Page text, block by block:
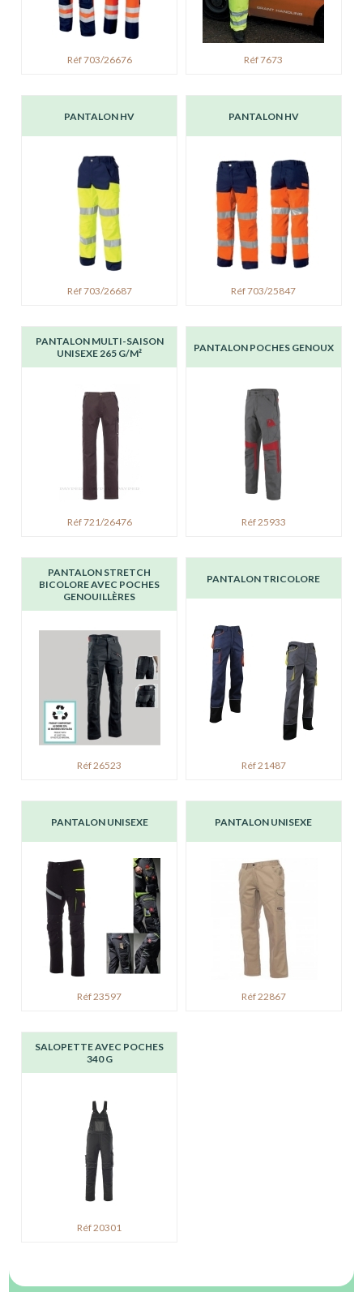
Réf 703/26676 Réf 7673
PANTALON HV
Réf 703/26687
PANTALON HV
Réf 703/25847
PANTALON MULTI-SAISON
UNISEXE 265 G/M²
Réf 721/26476
PANTALON POCHES GENOUX
Réf 25933
PANTALON STRETCH
BICOLORE AVEC POCHES
GENOUILLÈRES
Réf 26523
PANTALON TRICOLORE
Réf 21487
PANTALON UNISEXE
Réf 23597
PANTALON UNISEXE
Réf 22867
SALOPETTE AVEC POCHES
340 G
Réf 20301